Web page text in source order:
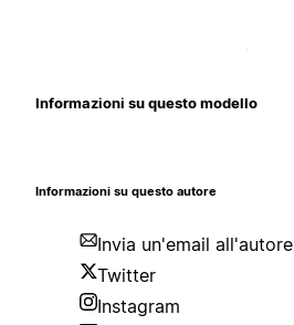
Informazioni su questo modello
Informazioni su questo autore
Invia un'email all'autore
Twitter
Instagram